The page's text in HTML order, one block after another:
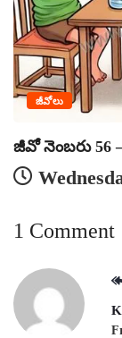
జీవోలు
జీవో నెంబరు 56
1 Comment